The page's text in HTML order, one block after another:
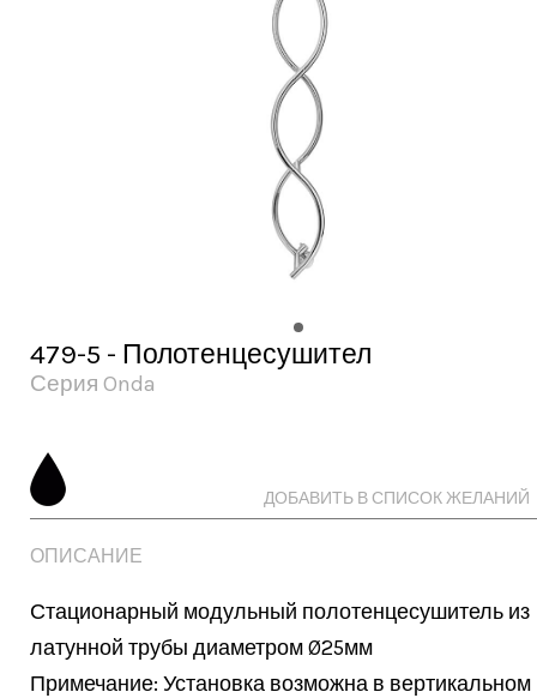
479-5 - Полотенцесушител
ДОБАВИТЬ В СПИСОК ЖЕЛАНИЙ
Серия Onda
ОПИСАНИЕ
Стационарный модульный полотенцесушитель из
латунной трубы диаметром Ø25мм
Примечание: Установка возможна в вертикальном